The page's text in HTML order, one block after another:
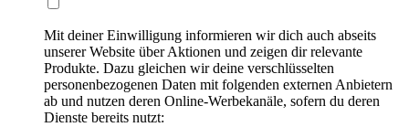
Mit deiner Einwilligung informieren wir dich auch abseits
unserer Website über Aktionen und zeigen dir relevante
Produkte. Dazu gleichen wir deine verschlüsselten
personenbezogenen Daten mit folgenden externen Anbietern
ab und nutzen deren Online-Werbekanäle, sofern du deren
Dienste bereits nutzt: